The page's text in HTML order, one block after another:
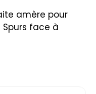
amère pour
face à